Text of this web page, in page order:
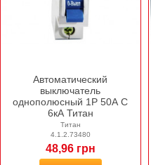
Автоматический
выключатель
однополюсный 1Р 50А C
6кА Титан
Титан
4.1.2.73480
48,96 грн